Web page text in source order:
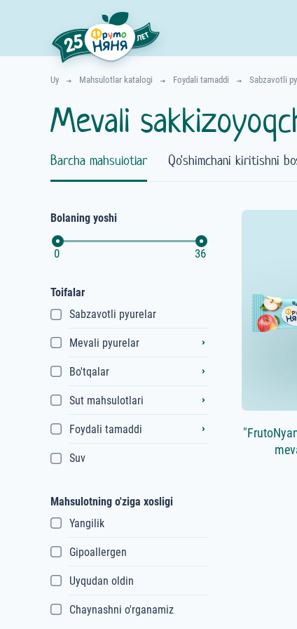
Uy Mahsulotlar katalogi Foydali tamaddi Sabzavotli
Mevali
Barcha mahsulotlar Qo'shimchani kiritishni
Bolaning yoshi
0 36
Toifalar
Sabzavotli pyurelar
Mevali pyurelar
Bo'tqalar
Sut mahsulotlari
Foydali tamaddi
Suv
Mahsulotning o'ziga xosligi
Yangilik
Gipoallergen
Uyqudan oldin
Chaynashni o'rganamiz